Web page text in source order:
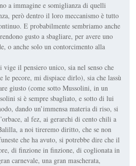
a immagine e somiglianza di quelli
però dentro il loro meccanismo è tutto
E probabilmente sembriamo anche
gusto a sbagliare, per avere uno
o anche solo un contorcimento alla
il pensiero unico, sia nel senso che
le pecore, mi dispiace dirlo), sia che lassù
giusto (come sotto Mussolini, in un
si è sempre sbagliato, e sotto di lui
dando un’immensa materia di riso, si
al fez, ai gerarchi di cento chili a
a noi tireremo diritto, che se non
che ha avuto, si potrebbe dire che il
di finzione in finzione, di coglionata in
carnevale, una gran mascherata,